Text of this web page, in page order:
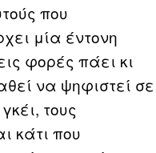
που
μία έντονη
φορές πάει κι
να ψηφιστεί σε
τους
κάτι που